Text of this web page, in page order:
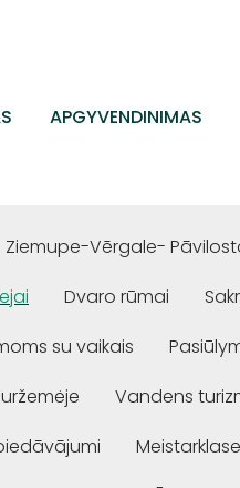
APGYVENDINIMAS
Ziemupe-Vērgale-
Dvaro rūmai
su vaikais
Vandens